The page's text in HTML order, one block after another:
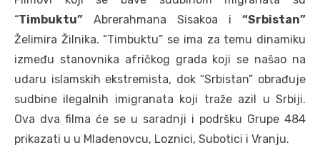
“Timbuktu” Abrerahmana Sisakoa i “Srbistan”
Želimira Žilnika. “Timbuktu” se ima za temu dinamiku
između stanovnika afričkog grada koji se našao na
udaru islamskih ekstremista, dok “Srbistan” obrađuje
sudbine ilegalnih imigranata koji traže azil u Srbiji.
Ova dva filma će se u saradnji i podršku Grupe 484
prikazati u u Mladenovcu, Loznici, Subotici i Vranju.